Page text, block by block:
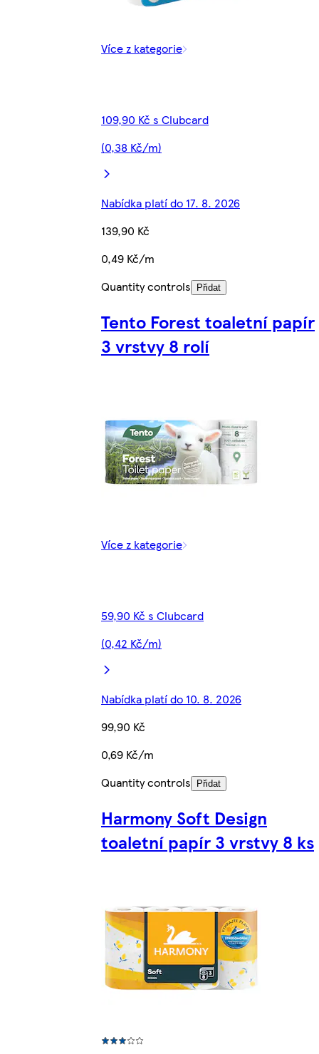
Více z kategorie
109,90 Kč s Clubcard
(0,38 Kč/m)
Nabídka platí do 17. 8. 2026
139,90 Kč
0,49 Kč/m
Quantity controls
Přidat
Tento Forest toaletní papír
3 vrstvy 8 rolí
Více z kategorie
59,90 Kč s Clubcard
(0,42 Kč/m)
Nabídka platí do 10. 8. 2026
99,90 Kč
0,69 Kč/m
Quantity controls
Přidat
Harmony Soft Design
toaletní papír 3 vrstvy 8 ks